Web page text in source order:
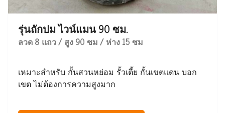
รุ่นถักปม ไวน์แมน 90 ซม.
ลวด 8 แถว / สูง 90 ซม / ห่าง 15 ซม
เหมาะสำหรับ กั้นสวนหย่อม รั้วเตี้ย กั้นเขตแดน บอก
เขต ไม่ต้องการความสูงมาก